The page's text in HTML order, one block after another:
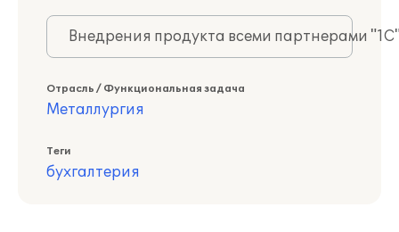
Внедрения продукта всеми партнерами
Отрасль / Функциональная задача
Металлургия
Теги
бухгалтерия